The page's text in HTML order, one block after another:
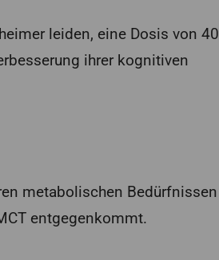
leiden, eine Dosis von 40
ihrer kognitiven
metabolischen Bedürfnissen
entgegenkommt.